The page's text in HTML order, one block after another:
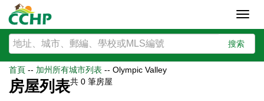
搜索
首頁 -- 加州所有城市列表 -- Olympic Valley
房屋列表共 0 筆房屋